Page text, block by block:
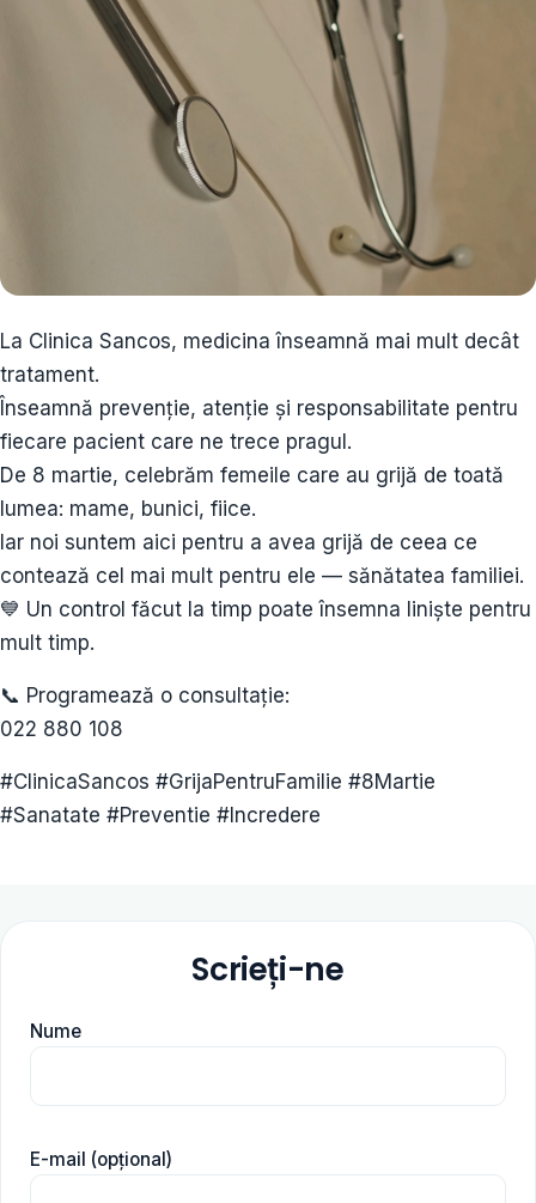
La Clinica Sancos, medicina înseamnă mai mult decât
tratament.
Înseamnă prevenție, atenție și responsabilitate pentru
fiecare pacient care ne trece pragul.
De 8 martie, celebrăm femeile care au grijă de toată
lumea: mame, bunici, fiice.
Iar noi suntem aici pentru a avea grijă de ceea ce
contează cel mai mult pentru ele — sănătatea familiei.
💙 Un control făcut la timp poate însemna liniște pentru
mult timp.
📞 Programează o consultație:
022 880 108
#ClinicaSancos #GrijaPentruFamilie #8Martie
#Sanatate #Preventie #Incredere
Scrieți-ne
Nume
E-mail (opțional)